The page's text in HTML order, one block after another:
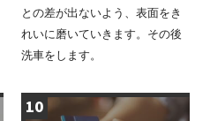
との差が出ないよう、表面をき
れいに磨いていきます。その後
洗車をします。
10